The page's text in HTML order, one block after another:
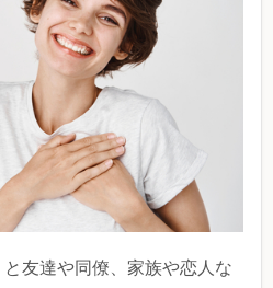
と友達や同僚、家族や恋人な